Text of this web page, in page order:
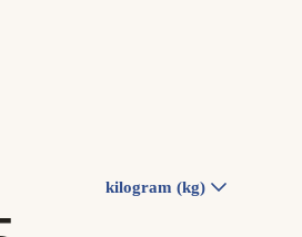
kilogram (kg)